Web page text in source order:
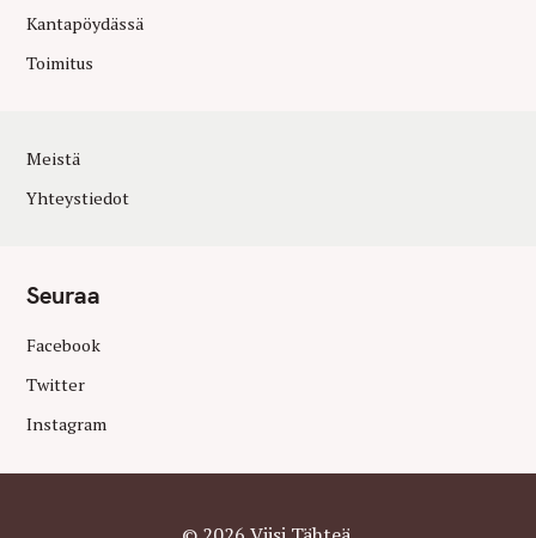
Kantapöydässä
Toimitus
Meistä
Yhteystiedot
Seuraa
Facebook
Twitter
Instagram